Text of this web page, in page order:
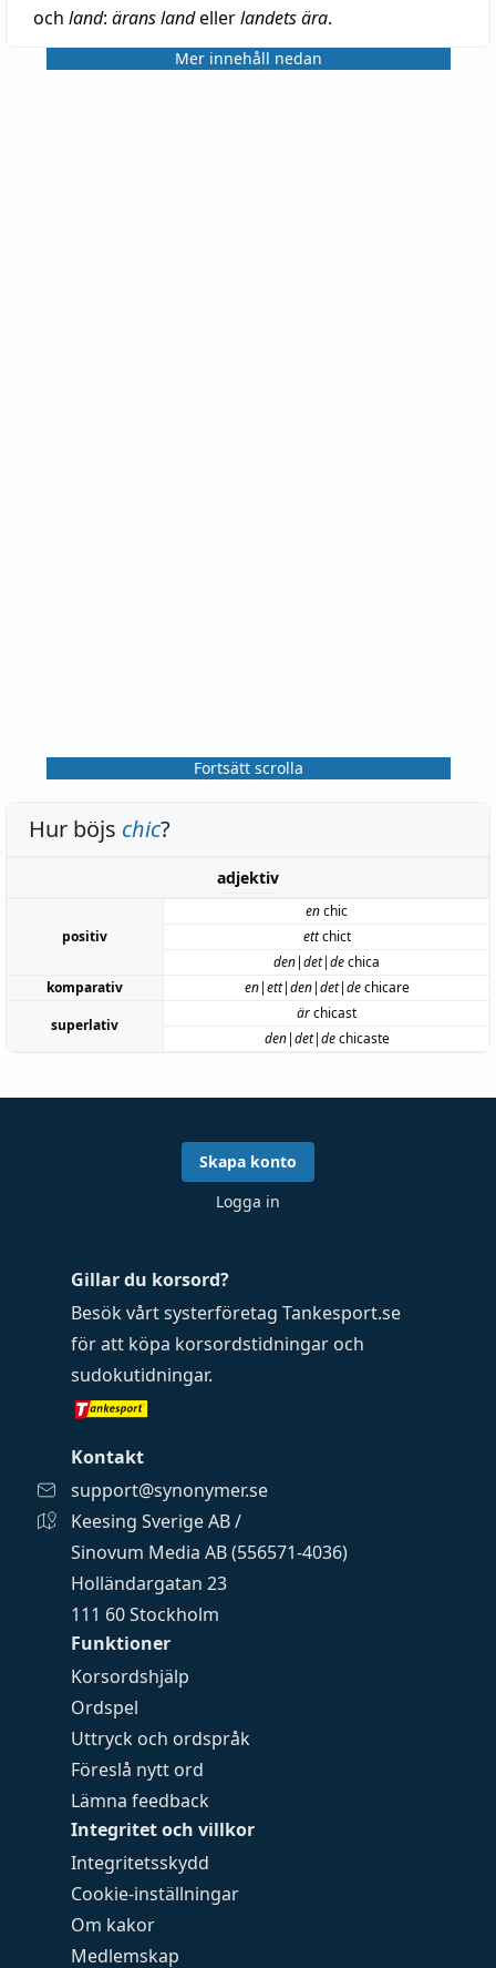
och land: ärans landellerlandets ära.
Mer innehåll nedan
Fortsätt scrolla
Hur böjs chic?
adjektiv
positiv
enchic
ettchict
den|det|dechica
komparativ
en|ett|den|det|dechicare
superlativ
ärchicast
den|det|dechicaste
Funktioner
Korsordshjälp
Ordspel
Uttryck och ordspråk
Föreslå nytt ord
Lämna feedback
Integritet och villkor
Integritetsskydd
Cookie-inställningar
Om kakor
Medlemskap
Gillar du korsord?
Besök vårt systerföretag Tankesport.se
för att köpa korsordstidningar och
sudokutidningar.
Kontakt
support@synonymer.se
Keesing Sverige AB /
Sinovum Media AB (556571-4036)
Holländargatan 23
111 60 Stockholm
Skapa konto
Logga in